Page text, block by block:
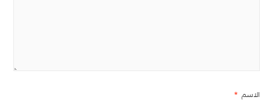
الاسم *